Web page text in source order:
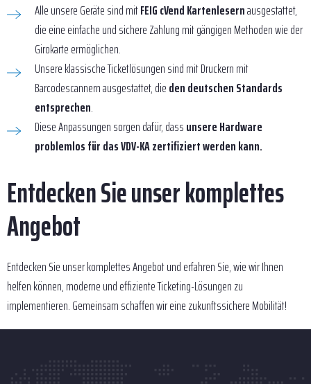
Alle unsere Geräte sind mitFEIG cVend Kartenlesernausgestattet,
die eine einfache und sichere Zahlung mit gängigen Methoden wie der
Girokarte ermöglichen.
Unsere klassische Ticketlösungen sind mit Druckern mit
Barcodescannern ausgestattet, dieden deutschen Standards
entsprechen.
Diese Anpassungen sorgen dafür, dassunsere Hardware
problemlos für das VDV-KA zertifiziert werden kann.
Entdecken Sie unser komplettes
Angebot
Entdecken Sie unser komplettes Angebot und erfahren Sie, wie wir Ihnen
helfen können, moderne und effiziente Ticketing-Lösungen zu
implementieren. Gemeinsam schaffen wir eine zukunftssichere Mobilität!